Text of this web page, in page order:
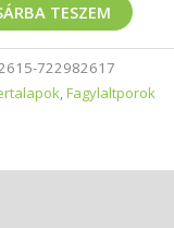
TESZEM
722982617
,Fagylaltporok